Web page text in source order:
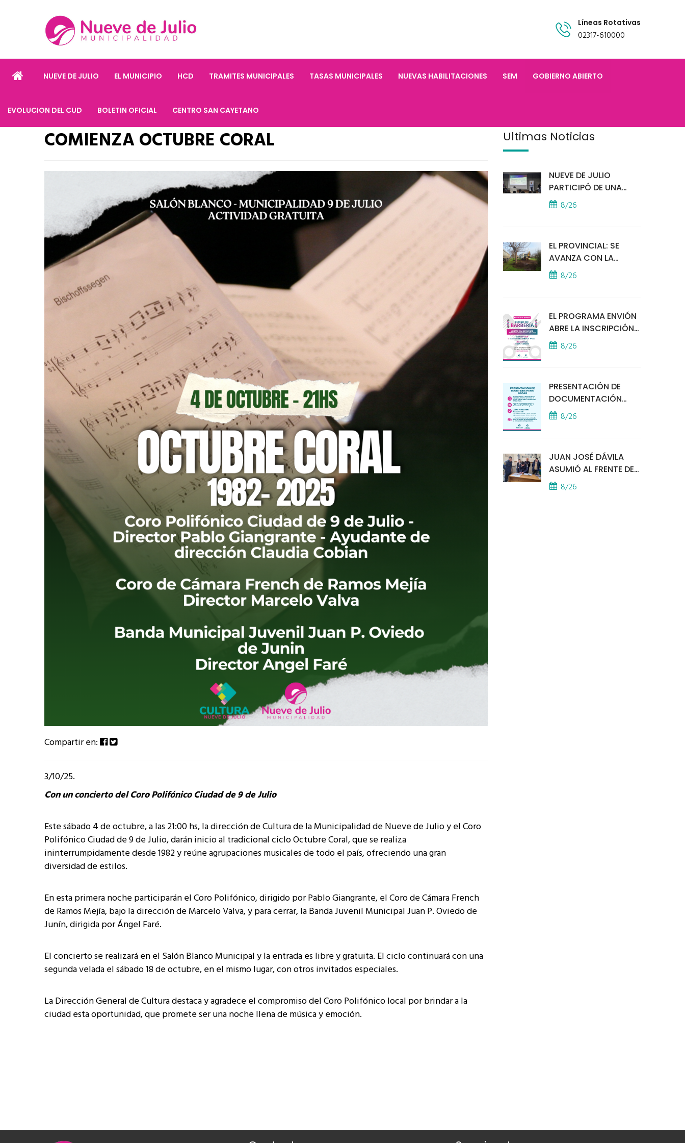
Líneas Rotativas
02317-610000
NUEVE DE JULIO EL MUNICIPIO HCD TRAMITES MUNICIPALES TASAS MUNICIPALES NUEVAS HABILITACIONES SEM GOBIERNO ABIERTO
EVOLUCION DEL CUD BOLETIN OFICIAL CENTRO SAN CAYETANO
COMIENZA OCTUBRE CORAL
Compartir en:
3/10/25.
Con un concierto del Coro Polifónico Ciudad de 9 de Julio
Este sábado 4 de octubre, a las 21:00 hs, la dirección de Cultura de la Municipalidad de Nueve de Julio y el Coro
Polifónico Ciudad de 9 de Julio, darán inicio al tradicional ciclo Octubre Coral, que se realiza
ininterrumpidamente desde 1982 y reúne agrupaciones musicales de todo el país, ofreciendo una gran
diversidad de estilos.
En esta primera noche participarán el Coro Polifónico, dirigido por Pablo Giangrante, el Coro de Cámara French
de Ramos Mejía, bajo la dirección de Marcelo Valva, y para cerrar, la Banda Juvenil Municipal Juan P. Oviedo de
Junín, dirigida por Ángel Faré.
El concierto se realizará en el Salón Blanco Municipal y la entrada es libre y gratuita. El ciclo continuará con una
segunda velada el sábado 18 de octubre, en el mismo lugar, con otros invitados especiales.
La Dirección General de Cultura destaca y agradece el compromiso del Coro Polifónico local por brindar a la
ciudad esta oportunidad, que promete ser una noche llena de música y emoción.
Últimas Noticias
NUEVE DE JULIO
PARTICIPÓ DE UNA
IMPORTANTE
CAPACITACIÓN
8/26
EL PROVINCIAL: SE
AVANZA CON LA
INSTALACIÓN DEL
MÓDULO POLICIAL
8/26
EL PROGRAMA ENVIÓN
ABRE LA INSCRIPCIÓN
A UN CURSO DE
BARBERÍA
8/26
PRESENTACIÓN DE
DOCUMENTACIÓN
PARA BECAS
EDUCATIVAS
8/26
JUAN JOSÉ DÁVILA
ASUMIÓ AL FRENTE DE
LA POLICÍA COMUNAL
8/26